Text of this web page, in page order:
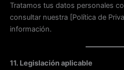
Tratamos tus datos personales
consultar nuestra [Política de
información.
11. Legislación aplicable